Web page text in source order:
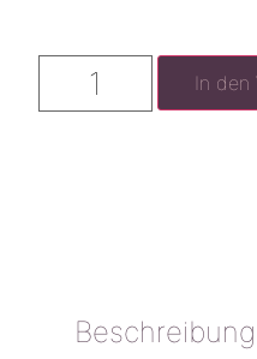
In den
Beschreibung